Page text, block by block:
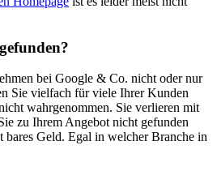
bei Google & Co. nicht oder nur
Sie vielfach für viele Ihrer Kunden
wahrgenommen. Sie verlieren mit
zu Ihrem Angebot nicht gefunden
bares Geld. Egal in welcher Branche in